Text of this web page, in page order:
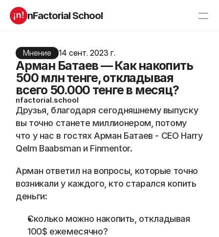
nFactorial School
О нас
Отзывы
Блог
Incubator 2026
Компаниям
Старт в ИТ
Андроид разработчик
Алгоритмы
iOS с 0
Frontend на React
Product manager
Генеративный ИИ
Data Science c 0
Аналитик данных
Мнение 14 сент. 2023 г.
Арман Батаев — Как накопить
500 млн тенге, откладывая
всего 50.000 тенге в месяц?
nfactorial.school
Друзья, благодаря сегодняшнему выпуску
вы точно станете миллионером, потому
что у нас в гостях Арман Батаев - CEO Harry
Qelm Baabsman и Finmentor.
Арман ответил на вопросы, которые точно
возникали у каждого, кто старался копить
деньги:
Сколько можно накопить, откладывая
100$ ежемесячно?